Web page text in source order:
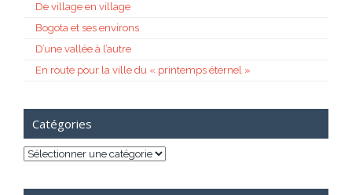
De village en village
Bogota et ses environs
D’une vallée à l’autre
En route pour la ville du « printemps éternel »
Catégories
Catégories